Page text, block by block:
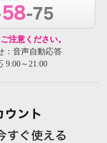
注意ください。
：音声自動応答
9:00～21:00